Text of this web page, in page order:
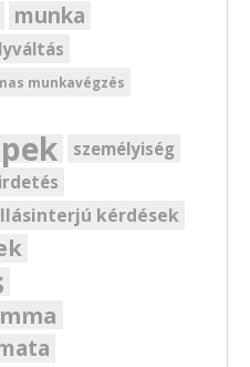
munka
munkavégzés
személyiség
kérdések